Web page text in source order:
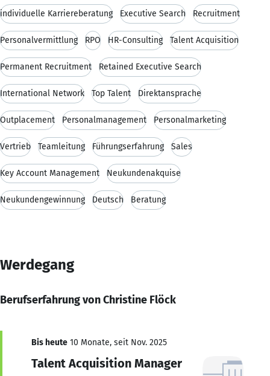
individuelle Karriereberatung Executive Search Recruitment
Personalvermittlung RPO HR-Consulting Talent Acquisition
Permanent Recruitment Retained Executive Search
International Network Top Talent Direktansprache
Outplacement Personalmanagement Personalmarketing
Vertrieb Teamleitung Führungserfahrung Sales
Key Account Management Neukundenakquise
Neukundengewinnung Deutsch Beratung
Werdegang
Berufserfahrung von Christine Flöck
Bis heute 10 Monate, seit Nov. 2025
Talent Acquisition Manager